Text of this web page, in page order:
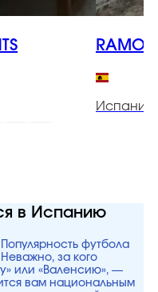
Испания
в Испанию
футбола
за кого
или «Валенсию», —
вам национальным